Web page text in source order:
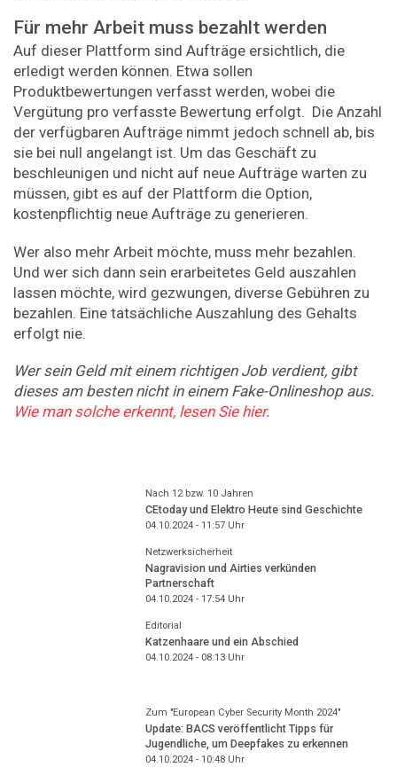
Für mehr Arbeit muss bezahlt werden
Auf dieser Plattform sind Aufträge ersichtlich, die
erledigt werden können. Etwa sollen
Produktbewertungen verfasst werden, wobei die
Vergütung pro verfasste Bewertung erfolgt. Die Anzahl
der verfügbaren Aufträge nimmt jedoch schnell ab, bis
sie bei null angelangt ist. Um das Geschäft zu
beschleunigen und nicht auf neue Aufträge warten zu
müssen, gibt es auf der Plattform die Option,
kostenpflichtig neue Aufträge zu generieren.
Wer also mehr Arbeit möchte, muss mehr bezahlen.
Und wer sich dann sein erarbeitetes Geld auszahlen
lassen möchte, wird gezwungen, diverse Gebühren zu
bezahlen. Eine tatsächliche Auszahlung des Gehalts
erfolgt nie.
Wer sein Geld mit einem richtigen Job verdient, gibt
dieses am besten nicht in einem Fake-Onlineshop aus.
Wie man solche erkennt, lesen Sie hier.
Nach 12 bzw. 10 Jahren
CEtoday und Elektro Heute sind Geschichte
04.10.2024 - 11:57Uhr
Netzwerksicherheit
Nagravision und Airties verkünden
Partnerschaft
04.10.2024 - 17:54Uhr
Editorial
Katzenhaare und ein Abschied
04.10.2024 - 08:13Uhr
Zum "European Cyber Security Month 2024"
Update: BACS veröffentlicht Tipps für
Jugendliche, um Deepfakes zu erkennen
04.10.2024 - 10:48Uhr